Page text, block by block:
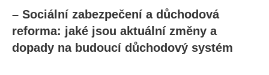
– Sociální zabezpečení a důchodová
reforma: jaké jsou aktuální změny a
dopady na budoucí důchodový systém